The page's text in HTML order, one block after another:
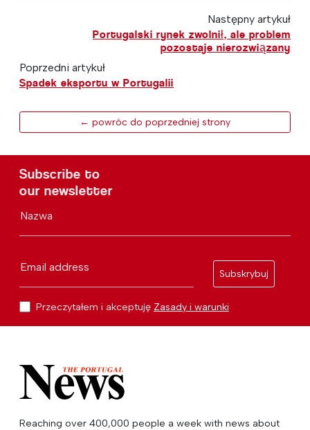
Następny artykuł
Portugalski rynek zwolnił, ale problem
pozostaje nierozwiązany
Poprzedni artykuł
Spadek eksportu w Portugalii
← powróc do poprzedniej strony
Subscribe to
our newsletter
Nazwa
Email address
Subskrybuj
Przeczytałem i akceptuję Zasady i warunki
Reaching over 400,000 people a week with news about